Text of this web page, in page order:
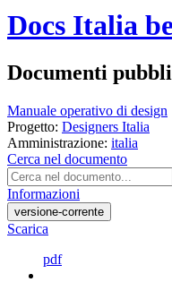
Docs Italia
Documenti
Manuale operativo di design
Progetto: Designers Italia
Amministrazione: italia
Cerca nel documento
Informazioni
versione-corrente
Scarica
pdf